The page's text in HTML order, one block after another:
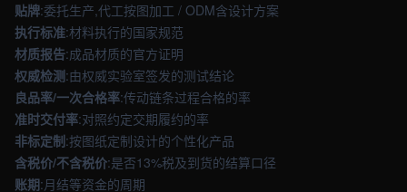
贴牌:委托生产,代工按图加工 / ODM含设计方案
执行标准:材料执行的国家规范
材质报告:成品材质的官方证明
权威检测:由权威实验室签发的测试结论
良品率/一次合格率:传动链条过程合格的率
准时交付率:对照约定交期履约的率
非标定制:按图纸定制设计的个性化产品
含税价/不含税价:是否13%税及到货的结算口径
账期:月结等资金的周期